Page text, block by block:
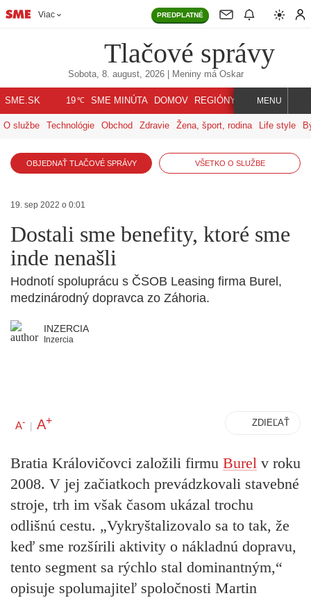
Viac PREDPLATNÉ
Tlačové správy
Sobota, 8. august, 2026| Meniny má Oskar
SME.SK 19℃ SME MINÚTA DOMOV REGIÓNY INDEX SVET
MENU
O službe Technológie Obchod Zdravie Žena, šport, rodina Life style
OBJEDNAŤ TLAČOVÉ SPRÁVY VŠETKO O SLUŽBE
19. sep 2022 o 0:01
Dostali sme benefity, ktoré sme
inde nenašli
Hodnotí spoluprácu s ČSOB Leasing firma Burel,
medzinárodný dopravca zo Záhoria.
INZERCIA
Inzercia
A- | A+ ZDIEĽAŤ
Bratia Královičovci založili firmu Burel v roku
2008. V jej začiatkoch prevádzkovali stavebné
stroje, trh im však časom ukázal trochu
odlišnú cestu. „Vykryštalizovalo sa to tak, že
keď sme rozšírili aktivity o nákladnú dopravu,
tento segment sa rýchlo stal dominantným,“
opisuje spolumajiteľ spoločnosti Martin